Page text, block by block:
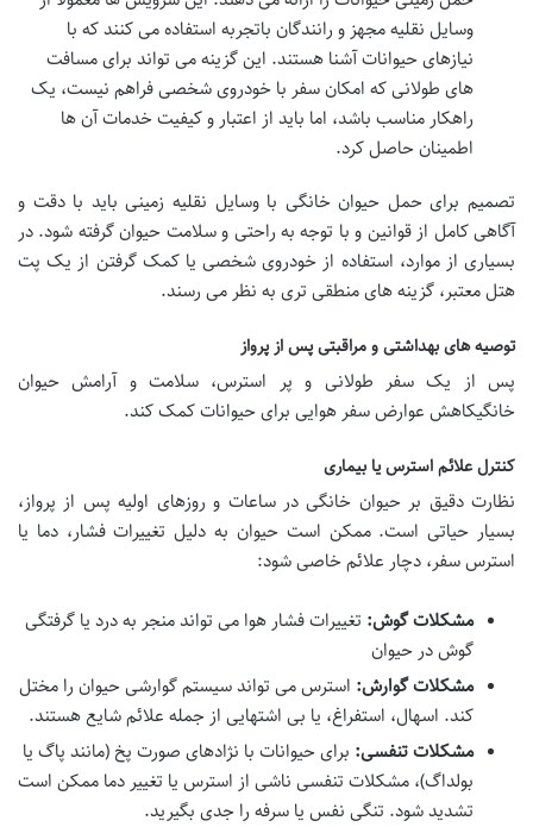
وسایل نقلیه مجهز و رانندگان باتجربه استفاده می کنند که با
نیازهای حیوانات آشنا هستند. این گزینه می تواند برای مسافت
های طولانی که امکان سفر با خودروی شخصی فراهم نیست، یک
راهکار مناسب باشد، اما باید از اعتبار و کیفیت خدمات آن ها
اطمینان حاصل کرد.
تصمیم برایحمل حیوان خانگی با وسایل نقلیه زمینیباید با دقت و
آگاهی کامل از قوانین و با توجه به راحتی و سلامت حیوان گرفته شود. در
بسیاری از موارد، استفاده از خودروی شخصی یا کمک گرفتن از یک پت
هتل معتبر، گزینه های منطقی تری به نظر می رسند.
توصیه های بهداشتی و مراقبتی پس از پرواز
پس از یک سفر طولانی و پر استرس، سلامت و آرامش حیوان
خانگیکاهش عوارض سفر هوایی برای حیوانات کمک کند.
کنترل علائم استرس یا بیماری
نظارت دقیق بر حیوان خانگی در ساعات و روزهای اولیه پس از پرواز،
بسیار حیاتی است. ممکن است حیوان به دلیل تغییرات فشار، دما یا
استرس سفر، دچار علائم خاصی شود:
مشکلات گوش: تغییرات فشار هوا می تواند منجر به درد یا گرفتگی
گوش در حیوان
مشکلات گوارش: استرس می تواند سیستم گوارشی حیوان را مختل
کند. اسهال، استفراغ، یا بی اشتهایی از جمله علائم شایع هستند.
مشکلات تنفسی: برای حیوانات با نژادهای صورت پخ (مانند پاگ یا
بولداگ)، مشکلات تنفسی ناشی از استرس یا تغییر دما ممکن است
تشدید شود. تنگی نفس یا سرفه را جدی بگیرید.